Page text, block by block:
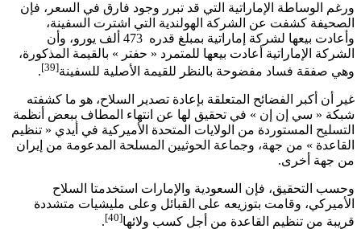
ورغم الوساطة الإماراتية التي قد تبرر وجود فارق في السعر، فإن
الصحيفة كشفت عن الشركة الهولندية التي اشترت السفينة،
وأعادت بيعها لشركة إماراتية بمبلغ قدره 473 ألف يورو، وأن
الشركة الإماراتية أعادت بيعها للمتمرد « حفتر » بالقيمة المذكورة،
وهي صفقة فساد مفضوحة بالنظر للقيمة الأصلية للسفينة[39]
.
غير أن أكبر الفضائح المتعلقة بإعادة تصدير السلاح، هو ما كشفته
شبكة « سي إن إن » في تحقيق لها عن انتهاء المطاف ببعض أنظمة
التسليح المستوردة من الولايات المتحدة الأميركية في أيدي « تنظيم
القاعدة » من جهة، وجماعة الحوثيين المسلحة المدعومة من إيران
من جهة أخرى.
وحسب التحقيق، فإن السعودية والإمارات استخدمتا السلاح
الأميركي، وقامت بتوزيعه على القبائل وعلى مليشيات متشددة
قريبة من تنظيم القاعدة من أجل كسب ولائها[40]
.